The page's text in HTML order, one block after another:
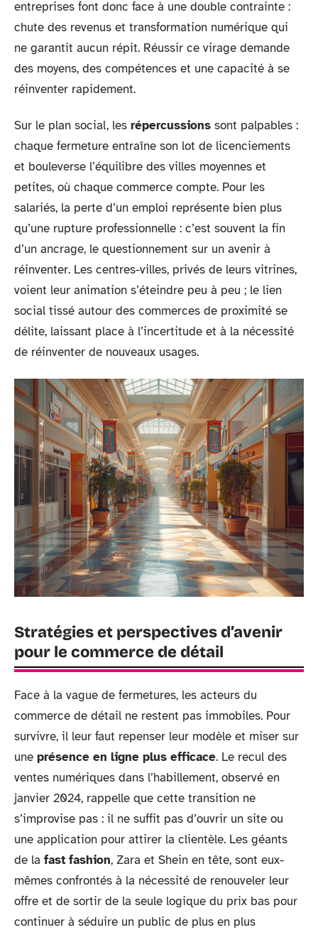
entreprises font donc face à une double contrainte :
chute des revenus et transformation numérique qui
ne garantit aucun répit. Réussir ce virage demande
des moyens, des compétences et une capacité à se
réinventer rapidement.
Sur le plan social, les répercussions sont palpables :
chaque fermeture entraîne son lot de licenciements
et bouleverse l’équilibre des villes moyennes et
petites, où chaque commerce compte. Pour les
salariés, la perte d’un emploi représente bien plus
qu’une rupture professionnelle : c’est souvent la fin
d’un ancrage, le questionnement sur un avenir à
réinventer. Les centres-villes, privés de leurs vitrines,
voient leur animation s’éteindre peu à peu ; le lien
social tissé autour des commerces de proximité se
délite, laissant place à l’incertitude et à la nécessité
de réinventer de nouveaux usages.
Stratégies et perspectives d’avenir
pour le commerce de détail
Face à la vague de fermetures, les acteurs du
commerce de détail ne restent pas immobiles. Pour
survivre, il leur faut repenser leur modèle et miser sur
une présence en ligne plus efficace. Le recul des
ventes numériques dans l’habillement, observé en
janvier 2024, rappelle que cette transition ne
s’improvise pas : il ne suffit pas d’ouvrir un site ou
une application pour attirer la clientèle. Les géants
de la fast fashion, Zara et Shein en tête, sont eux-
mêmes confrontés à la nécessité de renouveler leur
offre et de sortir de la seule logique du prix bas pour
continuer à séduire un public de plus en plus